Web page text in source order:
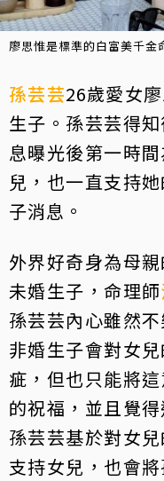
廖思惟是標準的白富美千金
孫芸芸26歲愛女
生子。孫芸芸得
息曝光後第一時
兒，也一直支持
子消息。
外界好奇身為母
未婚生子，命理師
孫芸芸內心雖然
非婚生子會對女
疵，但也只能將
的祝福，並且覺
孫芸芸基於對女
支持女兒，也會